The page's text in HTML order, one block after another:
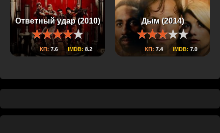
Ответный удар (2010)
КП: 7.6 IMDB: 8.2
Дым (2014)
КП: 7.4 IMDB: 7.0